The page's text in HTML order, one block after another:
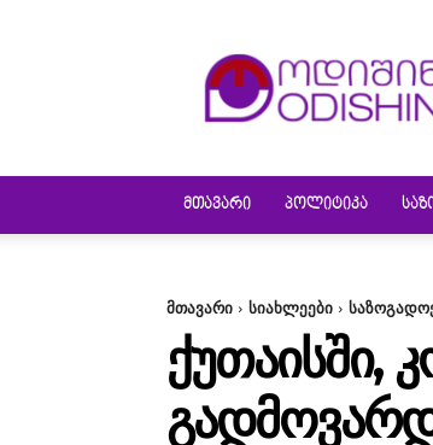
ᲛᲗᲐᲕᲐᲠᲘ ᲞᲝᲚᲘᲢᲘᲙᲐ
მთავარი სიახლეები
ᲥᲣᲗᲐᲘᲡᲨᲘ,